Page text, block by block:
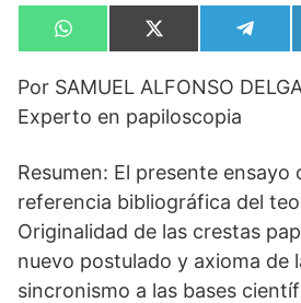
Compartir
en
W
h
t
s
A
Compartir
en
X
(
w
i
t
r
)
en
e
e
Por SAMUEL ALFONSO
Experto en papiloscopia
Resumen: El presente ensayo
referencia bibliográfica del
Originalidad de las crestas
nuevo postulado y axioma de
sincronismo a las bases